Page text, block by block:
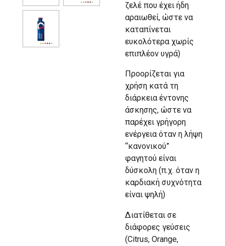
ζελέ που έχει ήδη
αραιωθεί, ώστε να
καταπίνεται
ευκολότερα χωρίς
επιπλέον υγρά)
Προορίζεται για
χρήση κατά τη
διάρκεια έντονης
άσκησης, ώστε να
παρέχει γρήγορη
ενέργεια όταν η λήψη
“κανονικού”
φαγητού είναι
δύσκολη (π.χ. όταν η
καρδιακή συχνότητα
είναι ψηλή)
Διατίθεται σε
διάφορες γεύσεις
(Citrus, Orange,